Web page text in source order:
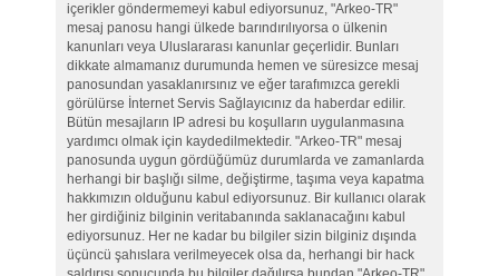
içerikler göndermemeyi kabul ediyorsunuz, "Arkeo-TR"
mesaj panosu hangi ülkede barındırılıyorsa o ülkenin
kanunları veya Uluslararası kanunlar geçerlidir. Bunları
dikkate almamanız durumunda hemen ve süresizce mesaj
panosundan yasaklanırsınız ve eğer tarafımızca gerekli
görülürse İnternet Servis Sağlayıcınız da haberdar edilir.
Bütün mesajların IP adresi bu koşulların uygulanmasına
yardımcı olmak için kaydedilmektedir. "Arkeo-TR" mesaj
panosunda uygun gördüğümüz durumlarda ve zamanlarda
herhangi bir başlığı silme, değiştirme, taşıma veya kapatma
hakkımızın olduğunu kabul ediyorsunuz. Bir kullanıcı olarak
her girdiğiniz bilginin veritabanında saklanacağını kabul
ediyorsunuz. Her ne kadar bu bilgiler sizin bilginiz dışında
üçüncü şahıslara verilmeyecek olsa da, herhangi bir hack